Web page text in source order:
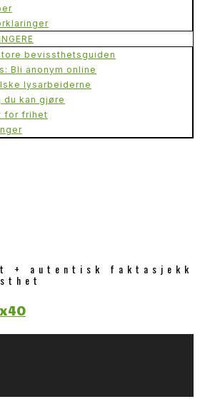
bevissthetsguiden
Bli anonym online
lysarbeiderne
du kan gjøre
for frihet
+ autentisk faktasjekk